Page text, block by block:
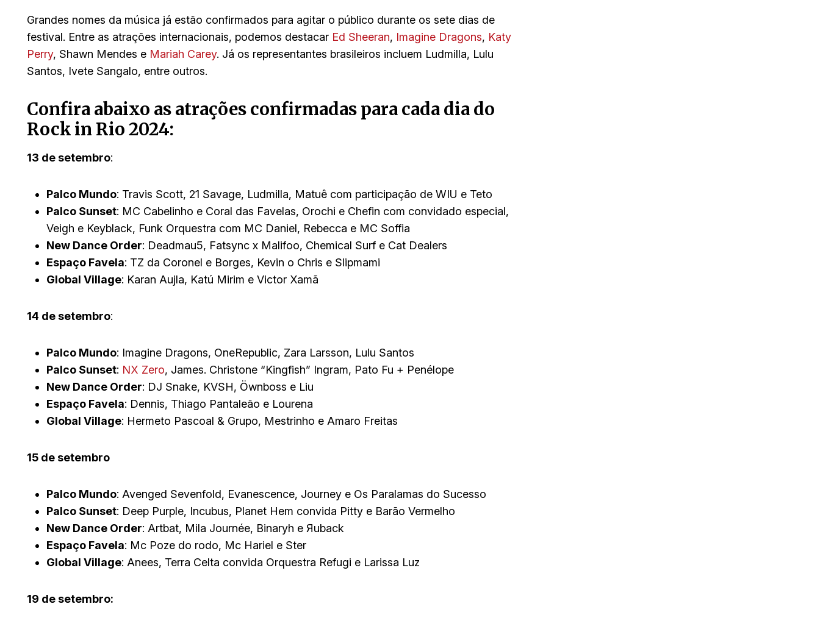
Grandes nomes da música já estão confirmados para agitar o público durante os sete dias de
festival. Entre as atrações internacionais, podemos destacar Ed Sheeran, Imagine Dragons, Katy
Perry, Shawn Mendes e Mariah Carey. Já os representantes brasileiros incluem Ludmilla, Lulu
Santos, Ivete Sangalo, entre outros.
Confira abaixo as atrações confirmadas para cada dia do
Rock in Rio 2024:
13 de setembro:
Palco Mundo: Travis Scott, 21 Savage, Ludmilla, Matuê com participação de WIU e Teto
Palco Sunset: MC Cabelinho e Coral das Favelas, Orochi e Chefin com convidado especial,
Veigh e Keyblack, Funk Orquestra com MC Daniel, Rebecca e MC Soffia
New Dance Order: Deadmau5, Fatsync x Malifoo, Chemical Surf e Cat Dealers
Espaço Favela: TZ da Coronel e Borges, Kevin o Chris e Slipmami
Global Village: Karan Aujla, Katú Mirim e Victor Xamã
14 de setembro:
Palco Mundo: Imagine Dragons, OneRepublic, Zara Larsson, Lulu Santos
Palco Sunset: NX Zero, James. Christone “Kingfish” Ingram, Pato Fu + Penélope
New Dance Order: DJ Snake, KVSH, Öwnboss e Liu
Espaço Favela: Dennis, Thiago Pantaleão e Lourena
Global Village: Hermeto Pascoal & Grupo, Mestrinho e Amaro Freitas
15 de setembro
Palco Mundo: Avenged Sevenfold, Evanescence, Journey e Os Paralamas do Sucesso
Palco Sunset: Deep Purple, Incubus, Planet Hem convida Pitty e Barão Vermelho
New Dance Order: Artbat, Mila Journée, Binaryh e Яuback
Espaço Favela: Mc Poze do rodo, Mc Hariel e Ster
Global Village: Anees, Terra Celta convida Orquestra Refugi e Larissa Luz
19 de setembro: